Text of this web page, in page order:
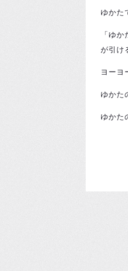
ゆかた
「ゆ
が引け
ヨーヨ
ゆかた
ゆかた